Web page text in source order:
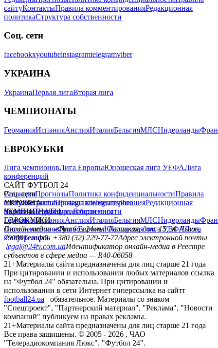
сайтуКонтактыПравила комментированияРедакционная
политикаСтруктура собственности
Соц. сети
facebookxyoutubeinstagramtelegramviber
УКРАИНА
УкраинаПервая лигаВторая лига
ЧЕМПИОНАТЫ
ГерманияИспанияАнглияИталияБельгияМЛСНидерланды
ЕВРОКУБКИ
Лига чемпионовЛига ЕвропыЮношеская лига УЕФАЛига
конференций
САЙТ ФУТБОЛ 24
РедакцияПрогнозыПолитика конфиденциальностиПравила
сайтуКонтактыПравила комментированияРедакционная
политикаСтруктура собственности
Соц. сети
facebookxyoutubeinstagramtelegramviber
УКРАИНА
УкраинаПервая лигаВторая лига
ЧЕМПИОНАТЫ
ГерманияИспанияАнглияИталияБельгияМЛСНидерланды
ЕВРОКУБКИ
Лига чемпионовЛига ЕвропыЮношеская лига УЕФАЛига
конференций
Онлайн-медиа «Футбол 24»пл. Галицкая, дом. 15, м. Львов,
79008Телефон +380 (32) 229-77-77Адрес электронной почты
legal@24tv.com.uaИдентификатор онлайн-медиа в Реестре
субъектов в сфере медиа — R40-06058
21+Материалы сайта предназначены для лиц старше 21 года
При цитировании и использовании любых материалов ссылка
на "Футбол 24" обязательна. При цитировании и
использовании в сети Интернет гиперссылка на сайтт
football24.ua
обязательное. Материалы со знаком
"Спецпроект", "Партнерский материал", "Реклама", "Новости
компаний" публикуем на правах рекламы.
21+Материалы сайта предназначены для лиц старше 21 года
Все права защищены. © 2005 - 2026 , ЧАО
"Телерадиокомпания Люкс". "Футбол 24".